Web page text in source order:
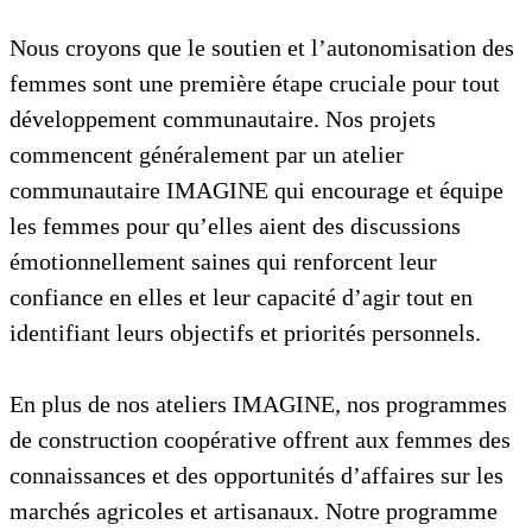
Nous croyons que le soutien et l’autonomisation des
femmes sont une première étape cruciale pour tout
développement communautaire. Nos projets
commencent généralement par un atelier
communautaire IMAGINE qui encourage et équipe
les femmes pour qu’elles aient des discussions
émotionnellement saines qui renforcent leur
confiance en elles et leur capacité d’agir tout en
identifiant leurs objectifs et priorités personnels.
En plus de nos ateliers IMAGINE, nos programmes
de construction coopérative offrent aux femmes des
connaissances et des opportunités d’affaires sur les
marchés agricoles et artisanaux. Notre programme